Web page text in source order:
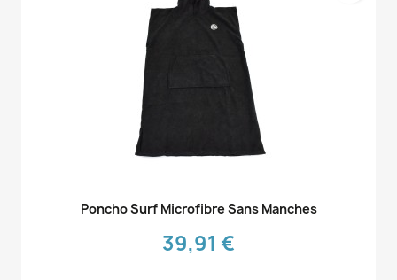
Aperçu rapide
Poncho Surf Microfibre Sans Manches
39,91 €